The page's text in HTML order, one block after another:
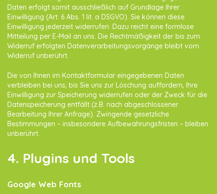
Daten erfolgt somit ausschließlich auf Grundlage Ihrer
Einwilligung (Art. 6 Abs. 1 lit. a DSGVO). Sie können diese
Einwilligung jederzeit widerrufen. Dazu reicht eine formlose
Mitteilung per E-Mail an uns. Die Rechtmäßigkeit der bis zum
Widerruf erfolgten Datenverarbeitungsvorgänge bleibt vom
Widerruf unberührt.
Die von Ihnen im Kontaktformular eingegebenen Daten
verbleiben bei uns, bis Sie uns zur Löschung auffordern, Ihre
Einwilligung zur Speicherung widerrufen oder der Zweck für die
Datenspeicherung entfällt (z.B. nach abgeschlossener
Bearbeitung Ihrer Anfrage). Zwingende gesetzliche
Bestimmungen – insbesondere Aufbewahrungsfristen – bleiben
unberührt.
4. Plugins und Tools
Google Web Fonts